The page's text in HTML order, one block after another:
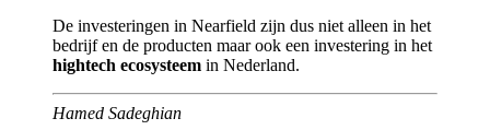
De investeringen in Nearfield zijn dus niet alleen in het
bedrijf en de producten maar ook een investering in het
hightech ecosysteem in Nederland.
Hamed Sadeghian